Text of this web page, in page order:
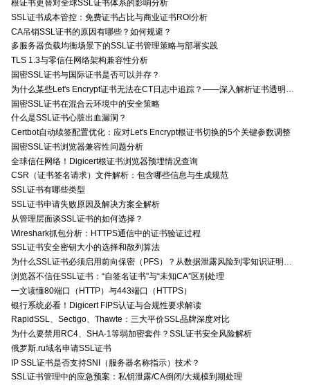
根证书更替对全球SSL证书体系的影响分析
SSL证书成本管控：免费证书占比与商业证书ROI分析
CA吊销SSL证书的原因有哪些？如何规避？
多服务器负载均衡场景下的SSL证书管理策略与部署实践
TLS 1.3与零信任网络架构兼容性分析
国密SSL证书与国际证书是否可以并存？
国密SSL证书在混合云环境中的安全策略
什么是SSL证书心脏出血漏洞？
Certbot自动续签配置优化：应对Let's Encrypt根证书切换的5个关键参数调整
国密SSL证书浏览器兼容性问题分析
全球信任网络！Digicert根证书浏览器预埋情况查询
CSR（证书签名请求）文件解析：包含哪些信息与生成规范
SSL证书有哪些类型
SSL证书申请失败原因及解决方案全解析
从管理层面谈SSL证书的如何选择？
Wireshark抓包分析：HTTPS通信中的证书验证过程
SSL证书安全密钥大小的选择和散列算法
为什么SSL证书必须启用前向保密（PFS）？从数据泄露风险到零知识证明的安全价值分析
浏览器不信任SSL证书：“自签名证书”与“未知CA”区别处理
一文读懂80端口（HTTP）与443端口（HTTPS）
银行系统必看！Digicert FIPS认证与合规性要求解读
RapidSSL、Sectigo、Thawte：三大平价SSL品牌深度对比
为什么要禁用RC4、SHA-1等弱加密套件？SSL证书安全风险解析
俄罗斯.ru域名申请SSL证书
IP SSL证书是否支持SNI（服务器名称指示）技术？
SSL证书管理中的应急预案：私钥泄露/CA倒闭/大规模到期处理